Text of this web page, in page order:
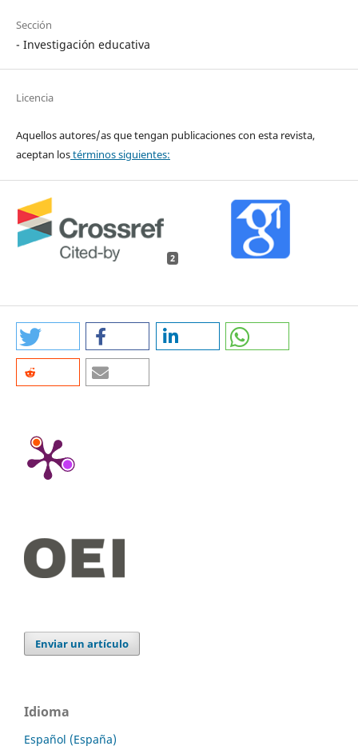
Sección
- Investigación educativa
Licencia
Aquellos autores/as que tengan publicaciones con esta revista,
aceptan lostérminos siguientes:
2
Enviar un artículo
Idioma
Español (España)